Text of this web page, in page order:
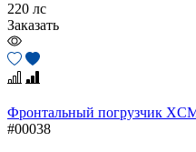
220 лс
Заказать
Фронтальный погрузчик
#00038